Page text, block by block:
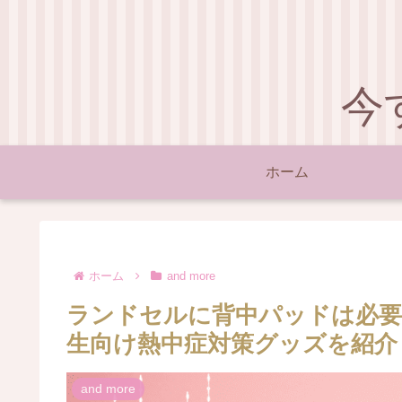
今
ホーム
ホーム and more
ランドセルに背中パッドは必
生向け熱中症対策グッズを紹介
and more